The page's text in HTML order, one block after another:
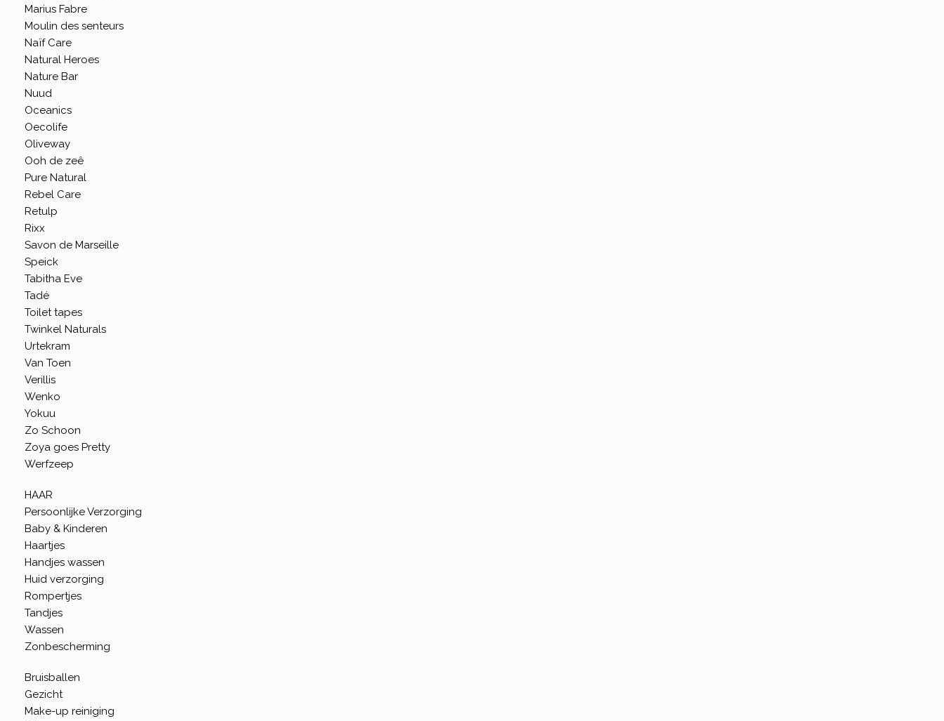
Marius Fabre
Moulin des senteurs
Naïf Care
Natural Heroes
Nature Bar
Nuud
Oceanics
Oecolife
Oliveway
Ooh de zeê
Pure Natural
Rebel Care
Retulp
Rixx
Savon de Marseille
Speick
Tabitha Eve
Tadé
Toilet tapes
Twinkel Naturals
Urtekram
Van Toen
Verillis
Wenko
Yokuu
Zo Schoon
Zoya goes Pretty
Werfzeep
HAAR
Persoonlijke Verzorging
Baby & Kinderen
Haartjes
Handjes wassen
Huid verzorging
Rompertjes
Tandjes
Wassen
Zonbescherming
Bruisballen
Gezicht
Make-up reiniging